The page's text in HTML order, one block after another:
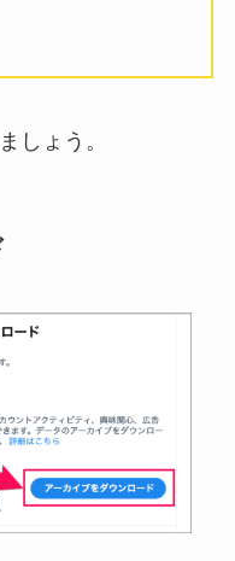
しょう。